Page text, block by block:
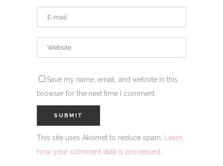
Save my name, email, and website in this
browser for the next time I comment.
This site uses Akismet to reduce spam. Learn
how your comment data is processed.